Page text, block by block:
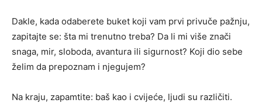
Dakle, kada odaberete buket koji vam prvi privuče pažnju,
zapitajte se: šta mi trenutno treba? Da li mi više znači
snaga, mir, sloboda, avantura ili sigurnost? Koji dio sebe
želim da prepoznam i njegujem?
Na kraju, zapamtite: baš kao i cvijeće, ljudi su različiti.